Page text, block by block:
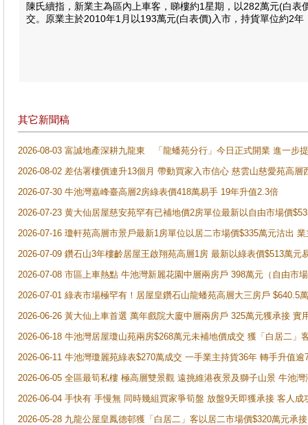
陳氏續指，新業主為區內上車客，睇樓約1星期，以282萬元(白
交。原業主於2010年1月以193萬元(白表價)入市，持貨單位約2
其它新聞稿
2026-08-03 富誠地產深耕九龍東 「龍蟠苑分行」今日正式開業 進一步
2026-08-02 差估署樓價連升13個月 帶動買家入市信心 慈雲山慈愛苑高層
2026-07-30 牛池灣嘉峰臺高層2房綠表價418萬易手 19年升值2.3倍
2026-07-23 黄大仙居屋慈安苑罕有已補地價2房單位最新以自由市場價
2026-07-16 瓊軒苑高層市景戶最新1房單位以居二市場價$335萬元沽出
2026-07-09 鑽石山3年樓齡居屋王啟翔苑高層1房 最新以綠表價$513萬元
2026-07-08 市區上車熱點 牛池灣新麗花園中層兩房戶 398萬元（自由市
2026-07-01 綠表市場極罕有！居屋皇鑽石山龍蟠苑高層大三房戶
2026-06-26 黃大仙上車首選 萬年戲院大廈中層兩房戶 325萬元獲承接 實
2026-06-18 牛池灣居屋瓊山苑兩房$268萬元未補地價成交 獲「白居二」
2026-06-11 牛池灣瓊麗苑綠表$270萬成交 一手業主持貨36年 轉手升值逾
2026-06-05 全區最筍私樓 極高層雙景觀 遠挑維港夜景及獅子山景 牛池
2026-06-04 手快有 手慢無 同時幾組買家爭筍盤 放盤9天即獲承接 客人
2026-05-28 九龍公屋皇鳳德邨獲「白居二」客以居二市場價$320萬元承接